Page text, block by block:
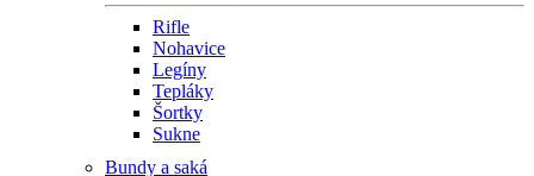
Rifle
Nohavice
Legíny
Tepláky
Šortky
Sukne
Bundy a saká